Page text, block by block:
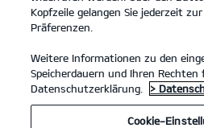
Business
Angebote
Elektromobilität
Kopfzeile gelangen Sie jederzeit
Präferenzen.
Weitere Informationen zu den
Speicherdauern und Ihren
Datenschutzerklärung.
>
Cookie-